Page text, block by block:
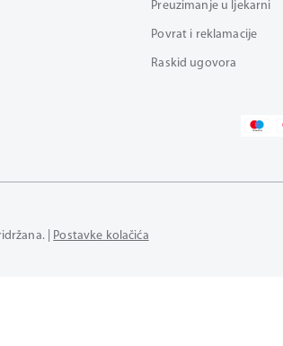
Preuzimanje u ljekarni
Povrat i reklamacije
Raskid ugovora
| Postavke kolačića